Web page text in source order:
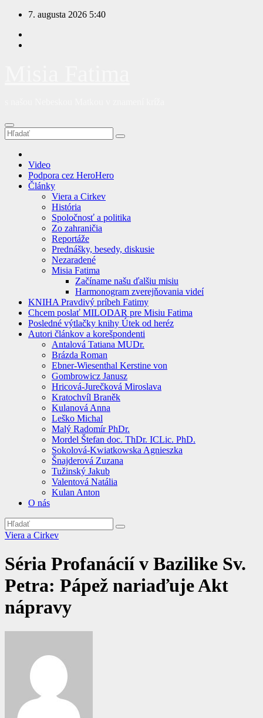
Prejsť
obsah
7. augusta 2026 5:40
Video
Podpora cez HeroHero
Články
Viera a Cirkev
História
Spoločnosť a politika
Zo zahraničia
Reportáže
Prednášky, besedy, diskusie
Nezaradené
Misia Fatima
Začíname našu ďalšiu misiu
Harmonogram zverejňovania videí
KNIHA Pravdivý príbeh Fatimy
Chcem poslať MILODAR pre Misiu Fatima
Posledné výtlačky knihy Útek od heréz
Autori článkov a korešpondenti
Antalová Tatiana MUDr.
Brázda Roman
Ebner-Wiesenthal Kerstine von
Gombrowicz Janusz
Hricová-Jurečková Miroslava
Kratochvíl Braněk
Kulanová Anna
Leško Michal
Malý Radomír PhDr.
Mordel Štefan doc. ThDr. ICLic. PhD.
Sokolová-Kwiatkowska Agnieszka
Šnajderová Zuzana
Tužinský Jakub
Valentová Natália
Kulan Anton
O nás
Viera a Cirkev
Séria Profanácií v Bazilike Sv.
Petra: Pápež nariaďuje Akt
nápravy